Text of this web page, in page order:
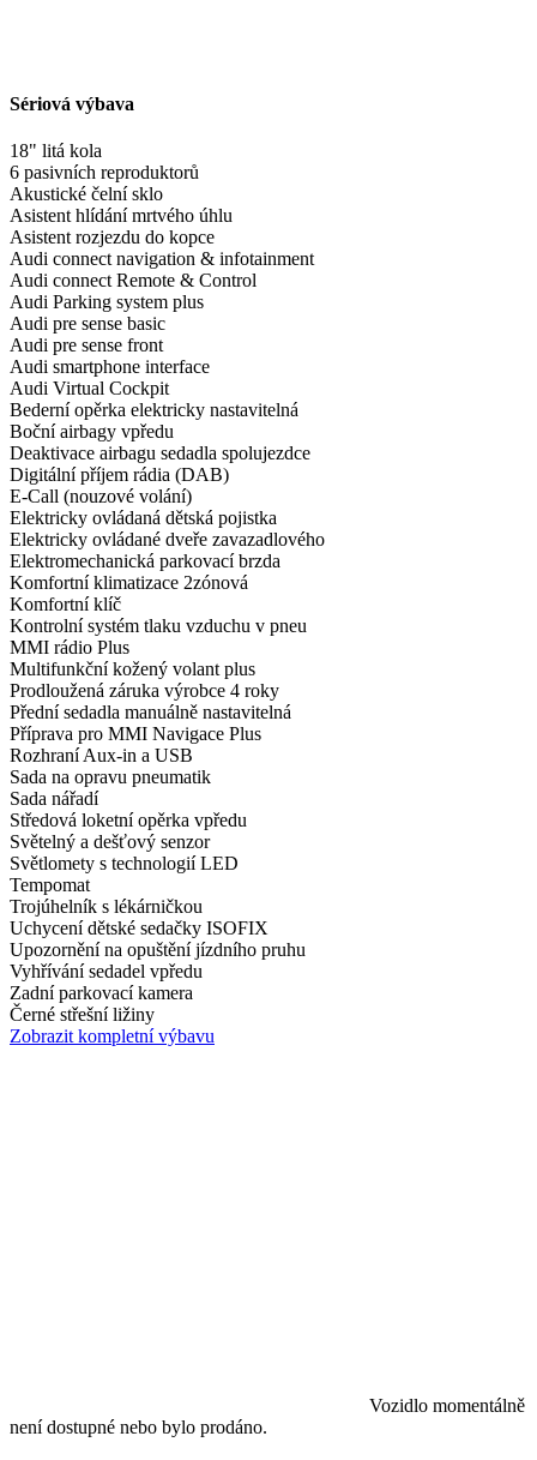
Sériová výbava
18" litá kola
6 pasivních reproduktorů
Akustické čelní sklo
Asistent hlídání mrtvého úhlu
Asistent rozjezdu do kopce
Audi connect navigation & infotainment
Audi connect Remote & Control
Audi Parking system plus
Audi pre sense basic
Audi pre sense front
Audi smartphone interface
Audi Virtual Cockpit
Bederní opěrka elektricky nastavitelná
Boční airbagy vpředu
Deaktivace airbagu sedadla spolujezdce
Digitální příjem rádia (DAB)
E-Call (nouzové volání)
Elektricky ovládaná dětská pojistka
Elektricky ovládané dveře zavazadlového
Elektromechanická parkovací brzda
Komfortní klimatizace 2zónová
Komfortní klíč
Kontrolní systém tlaku vzduchu v pneu
MMI rádio Plus
Multifunkční kožený volant plus
Prodloužená záruka výrobce 4 roky
Přední sedadla manuálně nastavitelná
Příprava pro MMI Navigace Plus
Rozhraní Aux-in a USB
Sada na opravu pneumatik
Sada nářadí
Středová loketní opěrka vpředu
Světelný a dešťový senzor
Světlomety s technologií LED
Tempomat
Trojúhelník s lékárničkou
Uchycení dětské sedačky ISOFIX
Upozornění na opuštění jízdního pruhu
Vyhřívání sedadel vpředu
Zadní parkovací kamera
Černé střešní ližiny
Zobrazit kompletní výbavu
Vozidlo momentálně
není dostupné nebo bylo prodáno.